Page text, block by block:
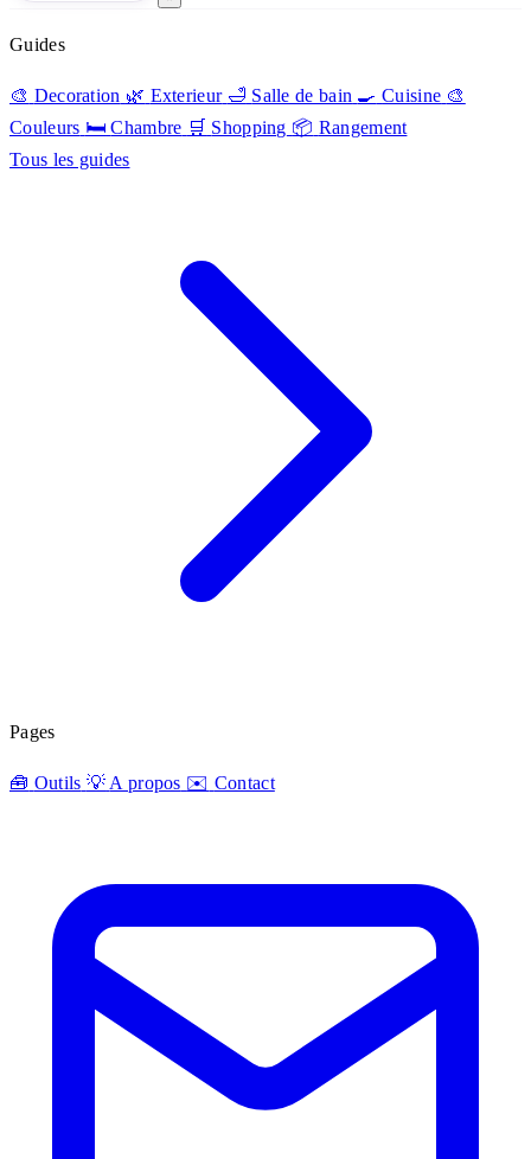
Guides
🎨 Decoration 🌿 Exterieur 🛁 Salle de bain 🍳 Cuisine 🎨
Couleurs 🛏️ Chambre 🛒 Shopping 📦 Rangement
Tous les guides
Pages
🧰 Outils 💡 A propos ✉️ Contact